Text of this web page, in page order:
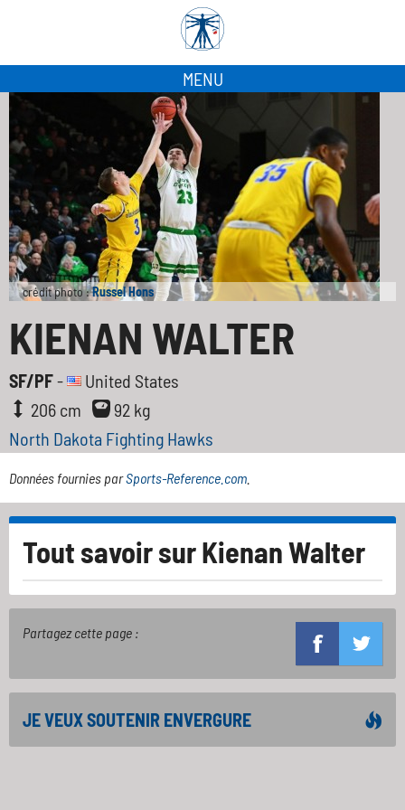
MENU
crédit photo :Russel Hons
KIENAN WALTER
SF/PF-
United States
206 cm
92 kg
North Dakota Fighting Hawks
Données fournies parSports-Reference.com
Tout savoir surKienan Walter
Partagez cette page :
JE VEUX SOUTENIR ENVERGURE